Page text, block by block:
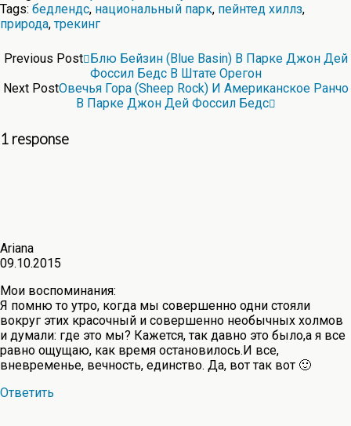
Tags: бедлендс, национальный парк, пейнтед хиллз,
природа,трекинг
Previous Post
Блю Бейзин (Blue Basin) В Парке Джон Дей
Фоссил Бедс В Штате Орегон
Next PostОвечья Гора (Sheep Rock) И Американское Ранчо
В Парке Джон Дей Фоссил Бедс
1 response
Ariana
09.10.2015
Мои воспоминания:
Я помню то утро, когда мы совершенно одни стояли
вокруг этих красочный и совершенно необычных холмов
и думали: где это мы? Кажется, так давно это было,а я все
равно ощущаю, как время остановилось.И все,
вневременье, вечность, единство. Да, вот так вот 🙂
Ответить